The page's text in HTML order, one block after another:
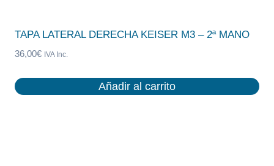
TAPA LATERAL DERECHA KEISER M3 – 2ª MANO
36,00€ IVA Inc.
Añadir al carrito